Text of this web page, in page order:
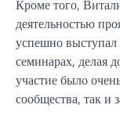
Кроме того,
деятельностью
успешно
семинарах, делая
участие было
сообщества, так и